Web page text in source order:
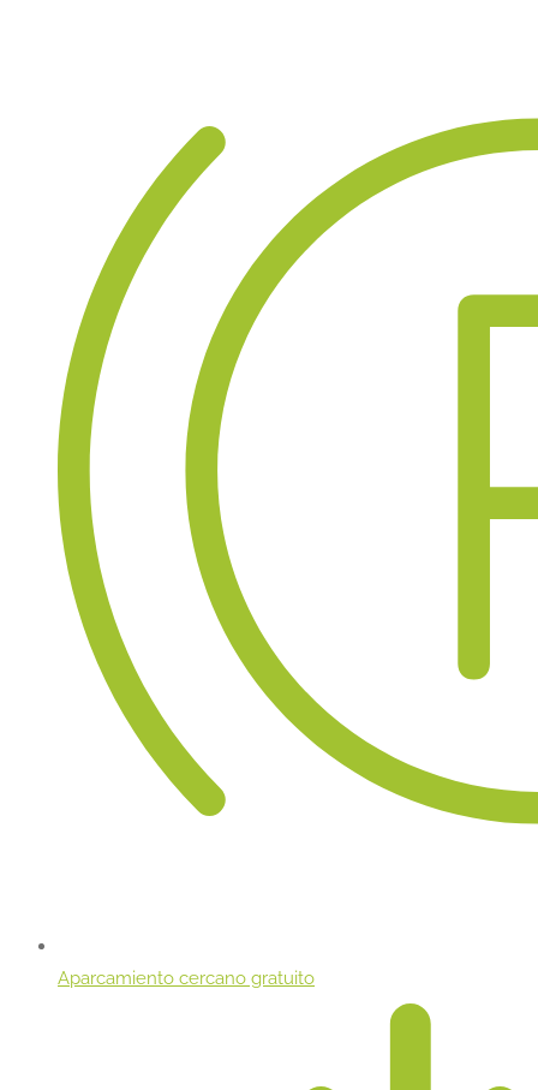
Aparcamiento cercano gratuito